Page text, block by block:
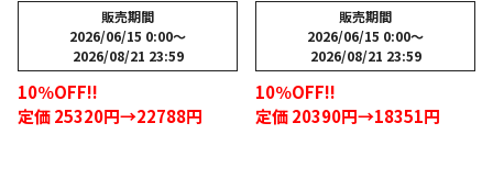
販売期間
2026/06/15 0:00〜
2026/08/21 23:59
10％OFF!!
定価 25320円→22788円
販売期間
2026/06/15 0:00〜
2026/08/21 23:59
10％OFF!!
定価 20390円→18351円